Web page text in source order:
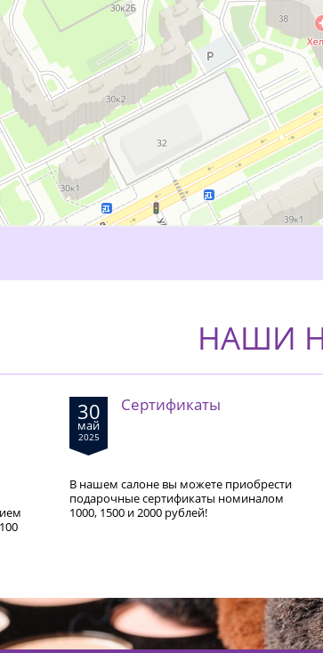
НАШИ
30
май
2025
Сертификаты
В нашем салоне вы можете приобрести
подарочные сертификаты номиналом
1000, 1500 и 2000 рублей!